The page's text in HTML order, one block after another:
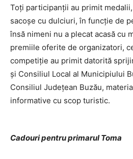
Toți participanții au primit
sacoșe cu dulciuri, în funcție de
însă nimeni nu a plecat acasă cu
premiile oferite de organizatori,
competiție au primit datorită
și Consiliul Local al Municipiului
Consiliul Județean Buzău,
informative cu scop turistic.
Cadouri pentru primarul Toma